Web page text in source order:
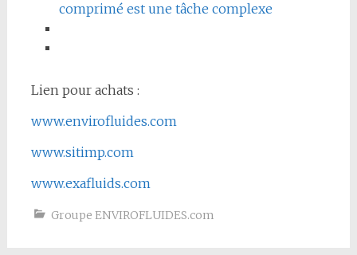
comprimé est une tâche complexe
Lien pour achats :
www.envirofluides.com
www.sitimp.com
www.exafluids.com
Groupe ENVIROFLUIDES.com